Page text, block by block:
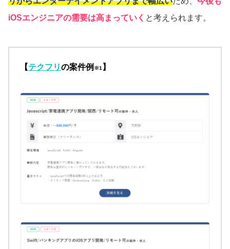
iOSエンジニアの需要は高まっていく と考えられます。
【テクフリの案件例 ※1 】